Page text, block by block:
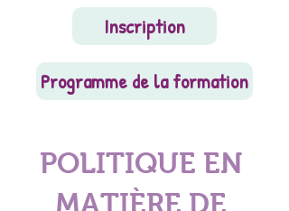
Inscription
Programme de la formation
POLITIQUE EN
MATIÈRE DE